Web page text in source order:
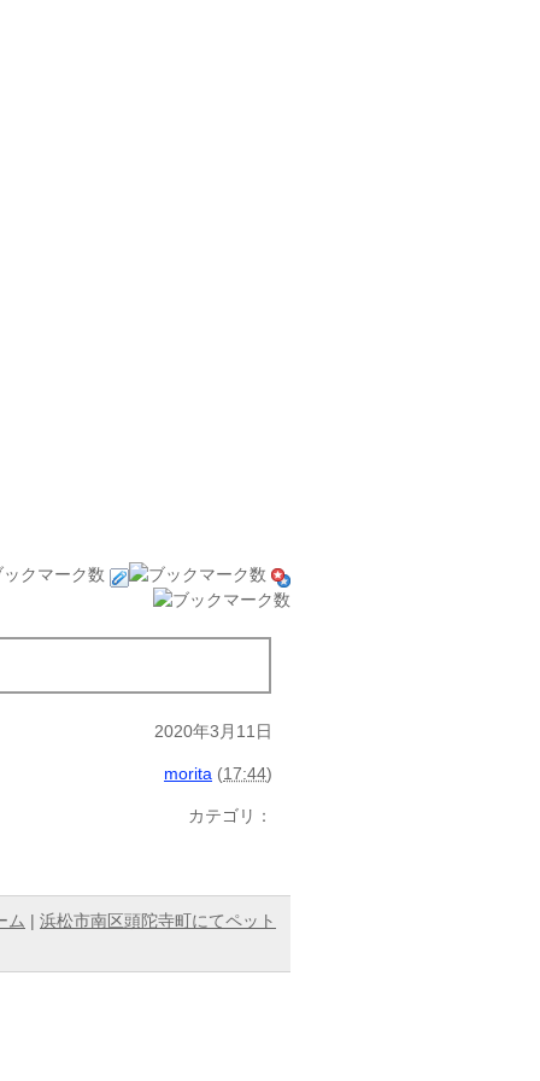
2020年3月11日
morita (17:44)
カテゴリ：
ム | 浜松市南区頭陀寺町にてペット